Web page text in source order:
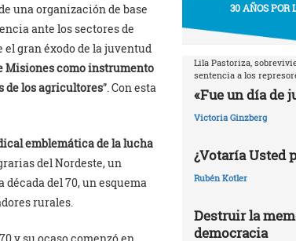
una organización de base
ante los sectores de
gran éxodo de la juventud
como instrumento
de los agricultores”. Con esta
emblemática de la lucha
del Nordeste, un
del 70, un esquema
rurales.
y su ocaso comenzó en
30 AÑOS
Lila Pastoriza,
sentencia a los
«Fue un día de
Victoria Ginzberg
¿Votaría Usted
Rubén Kotler
Destruir la
democracia